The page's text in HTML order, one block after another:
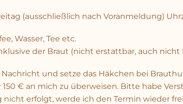
(ausschließlich nach Voranmeldung)
Wasser, Tee etc.
der Braut (nicht erstattbar, auch nicht
und setze das Häkchen bei
€ an mich zu überweisen. Bitte habe
erfolgt, werde ich den Termin wieder